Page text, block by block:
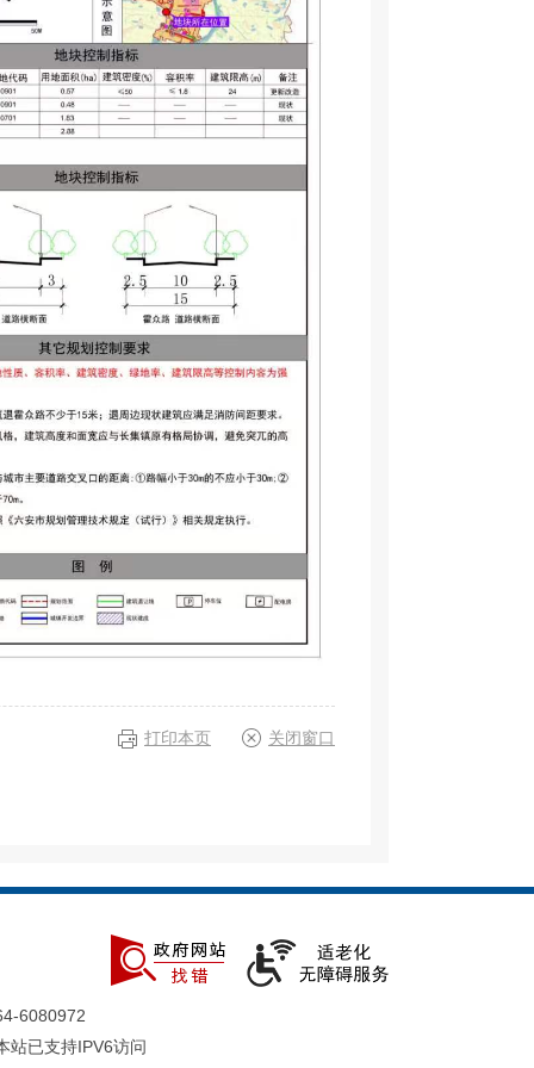
打印本页 关闭窗口
6080972
站已支持IPV6访问